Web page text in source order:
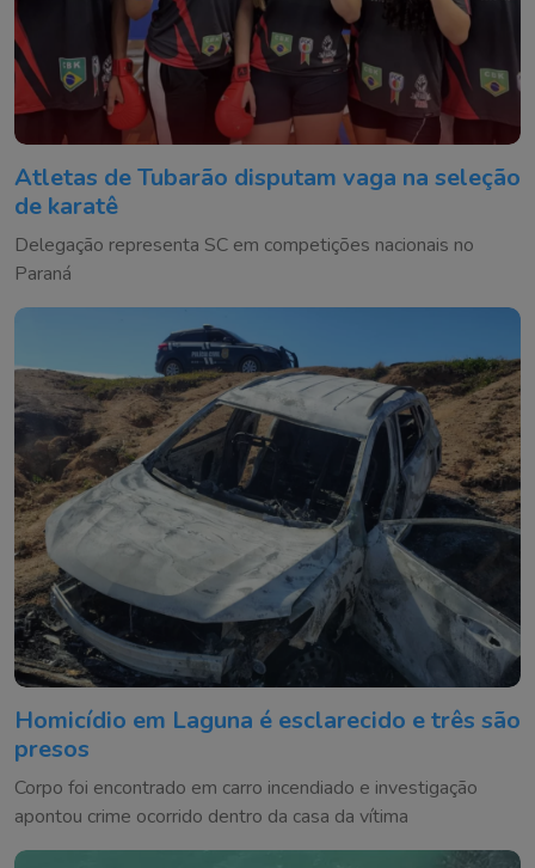
Atletas de Tubarão disputam vaga na seleção
de karatê
Delegação representa SC em competições nacionais no
Paraná
Homicídio em Laguna é esclarecido e três são
presos
Corpo foi encontrado em carro incendiado e investigação
apontou crime ocorrido dentro da casa da vítima